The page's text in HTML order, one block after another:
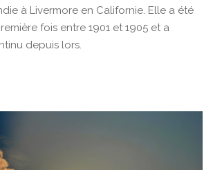
à Livermore en Californie. Elle a été
fois entre 1901 et 1905 et a
depuis lors.